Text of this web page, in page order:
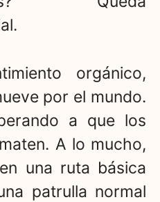
orgánico,
por el mundo.
a que los
A lo mucho,
una ruta básica
patrulla normal